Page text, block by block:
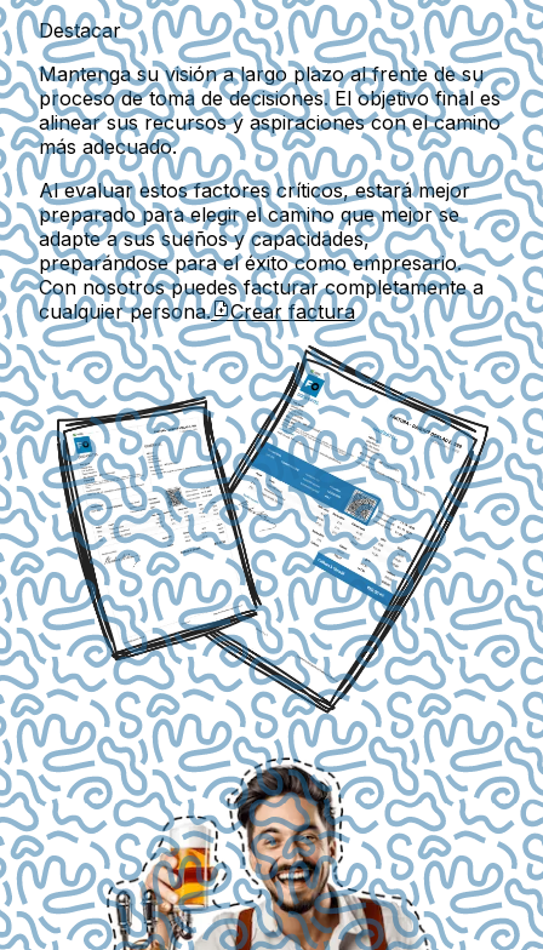
Destacar
Mantenga su visión a largo plazo al frente de su
proceso de toma de decisiones. El objetivo final es
alinear sus recursos y aspiraciones con el camino
más adecuado.
Al evaluar estos factores críticos, estará mejor
preparado para elegir el camino que mejor se
adapte a sus sueños y capacidades,
preparándose para el éxito como empresario.
Con nosotros puedes facturar completamente a
cualquier persona.
Crear factura